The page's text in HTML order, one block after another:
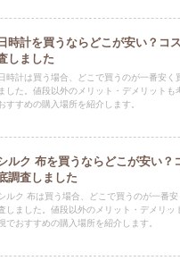
時計を買うならどこが安い？コ
しました
日時計は買う場合、どこで買うのが一番安く
ました。値段以外のメリット・デメリットも
すすめの購入場所を紹介します。
ルク 布を買うならどこが安い？
調査しました
ルク 布は買う場合、どこで買うのが一番
しました。値段以外のメリット・デメリッ
でおすすめの購入場所を紹介します。